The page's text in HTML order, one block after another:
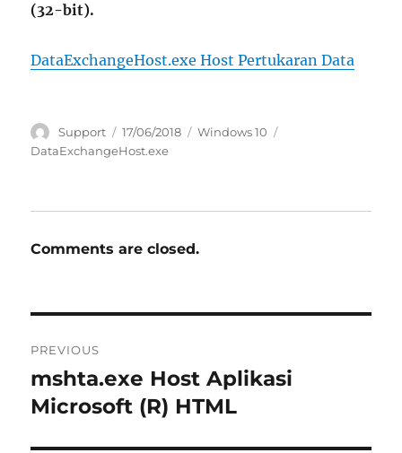
(32-bit).
DataExchangeHost.exe Host Pertukaran Data
Author
Support
Posted
on
17/06/2018 Categories
Windows 10
DataExchangeHost.exe
Comments are closed.
pos
PREVIOUS
Previous
post:
mshta.exe Host Aplikasi
Microsoft (R) HTML